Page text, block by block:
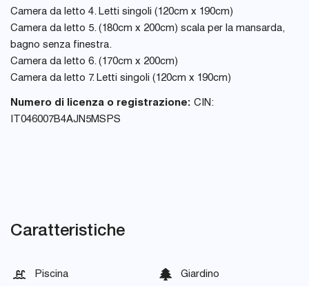
Camera da letto 4. Letti singoli (120cm x 190cm)
Camera da letto 5. (180cm x 200cm) scala per la mansarda,
bagno senza finestra.
Camera da letto 6. (170cm x 200cm)
Camera da letto 7. Letti singoli (120cm x 190cm)
Numero di licenza o registrazione: CIN:
IT046007B4AJN5MSPS
Caratteristiche
Piscina Giardino